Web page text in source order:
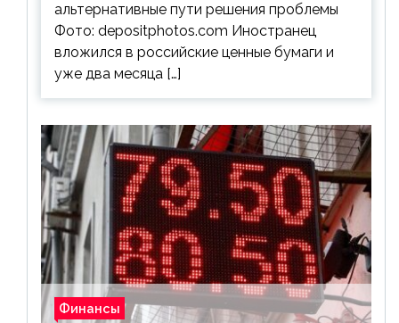
альтернативные пути решения проблемы
Фото: depositphotos.com Иностранец
вложился в российские ценные бумаги и
уже два месяца […]
Финансы